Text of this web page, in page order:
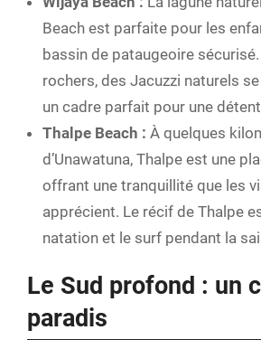
Beach est parfaite pour les
bassin de pataugeoire
rochers, des Jacuzzi naturels
un cadre parfait pour une
Thalpe Beach : À quelques
d’Unawatuna, Thalpe est une
offrant une tranquillité que les
apprécient. Le récif de Thalpe
natation et le surf pendant la
Le Sud profond : un
paradis